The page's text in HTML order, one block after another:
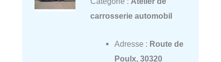
carrosserie automobil
Adresse : Route de
Poulx, 30320